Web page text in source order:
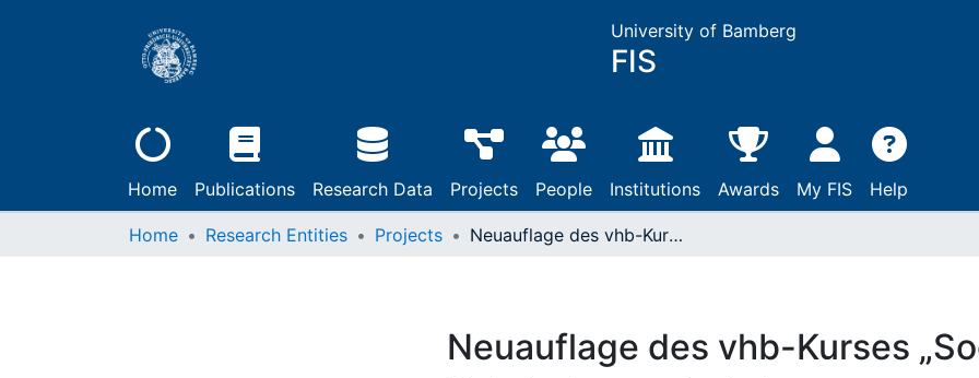
University of Bamberg
FIS
Home Publications Research Data Projects People Institutions Awards My FIS Help
Home Research Entities Projects Neuauflage des vhb-Kurses „Social-Media-Content“
Neuauflage des vhb-Kurses